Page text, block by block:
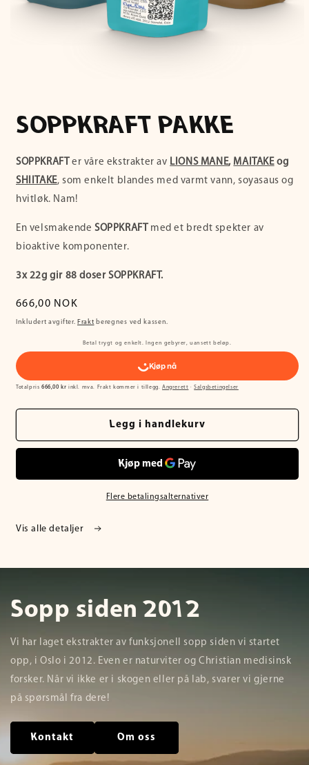
SOPPKRAFT PAKKE
SOPPKRAFT er våre ekstrakter av LIONS MANE, MAITAKEog
SHIITAKE, som enkelt blandes med varmt vann, soyasaus og
hvitløk. Nam!
En velsmakende SOPPKRAFT
med et bredt spekter av
bioaktive komponenter.
3x 22g gir 88 doser SOPPKRAFT.
Vanlig
pris
666,00 NOK
Inkludert avgifter. Frakt beregnes ved kassen.
Betal trygt og enkelt. Ingen gebyrer, uansett beløp.
Totalpris 666,00 kr inkl. mva. Frakt kommer i tillegg.Angrerett ·Salgsbetingelser
Legg i handlekurv
Flere betalingsalternativer
Vis alle detaljer
Sopp siden 2012
Vi har laget ekstrakter av funksjonell sopp siden vi startet
opp, i Oslo i 2012. Even er naturviter og Christian medisinsk
forsker. Når vi ikke er i skogen eller på lab, svarer vi gjerne
på spørsmål fra dere!
Kontakt Om oss